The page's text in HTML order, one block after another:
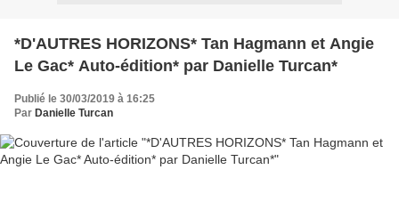
*D'AUTRES HORIZONS* Tan Hagmann et Angie
Le Gac* Auto-édition* par Danielle Turcan*
Publié le 30/03/2019 à 16:25
Par Danielle Turcan